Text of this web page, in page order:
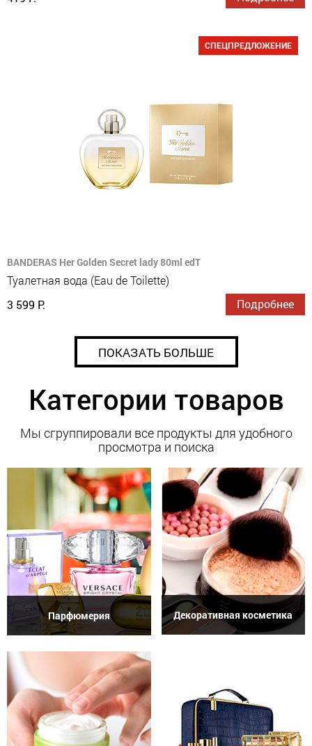
СПЕЦПРЕДЛОЖЕНИЕ
BANDERAS Her Golden Secret lady 80ml edT
Туалетная вода (Eau de Toilette)
3 599 Р.
Подробнее
ПОКАЗАТЬ БОЛЬШЕ
Категории товаров
Мы сгруппировали все продукты для удобного
просмотра и поиска
Парфюмерия Декоративная косметика